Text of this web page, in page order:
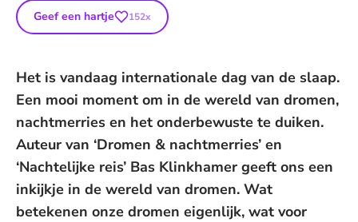
Geef een hartje 152x
Het is vandaag internationale dag van de slaap.
Een mooi moment om in de wereld van dromen,
nachtmerries en het onderbewuste te duiken.
Auteur van ‘Dromen & nachtmerries’ en
‘Nachtelijke reis’ Bas Klinkhamer geeft ons een
inkijkje in de wereld van dromen. Wat
betekenen onze dromen eigenlijk, wat voor